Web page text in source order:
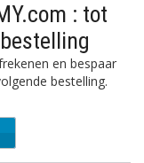
: tot
en bespaar
bestelling.